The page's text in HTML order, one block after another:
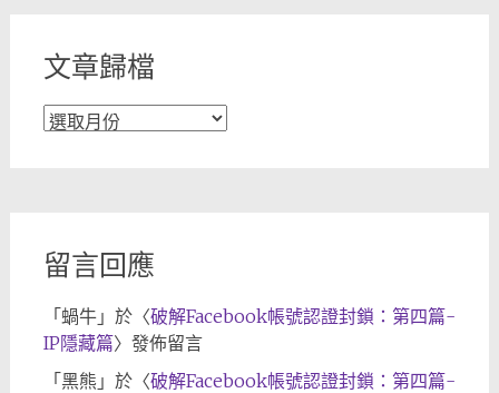
文章歸檔
文
留言回應
「 蝸牛」於〈破解Facebook帳號認證封鎖：第四篇-
IP隱藏篇〉發佈留言
「 黑熊 」於〈破解Facebook帳號認證封鎖：第四篇-